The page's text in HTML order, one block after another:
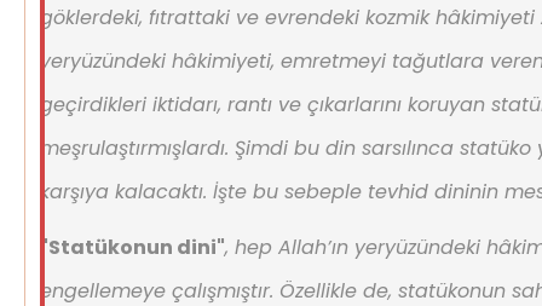
göklerdeki, fıtrattaki ve evrendeki kozmik hâkimiyeti
yeryüzündeki hâkimiyeti, emretmeyi tağutlara
geçirdikleri iktidarı, rantı ve çıkarlarını koruyan
meşrulaştırmışlardı. Şimdi bu din sarsılınca statüko
karşıya kalacaktı. İşte bu sebeple tevhid dininin
"Statükonun dini", hep Allah’ın yeryüzündeki
engellemeye çalışmıştır. Özellikle de, statükonun